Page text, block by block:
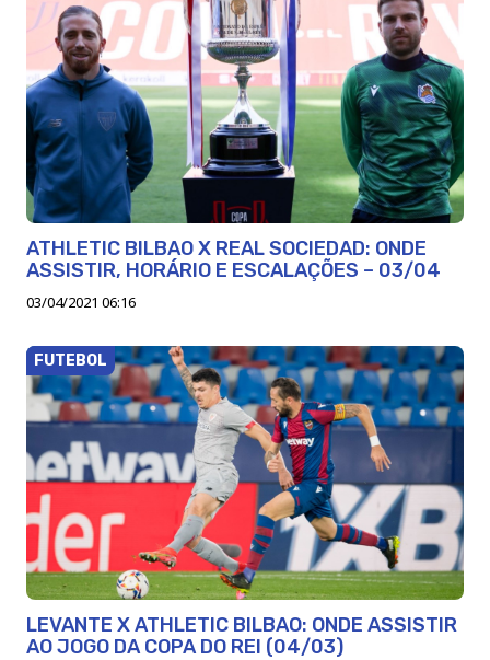
ATHLETIC BILBAO X REAL SOCIEDAD: ONDE
ASSISTIR, HORÁRIO E ESCALAÇÕES – 03/04
03/04/2021 06:16
FUTEBOL
LEVANTE X ATHLETIC BILBAO: ONDE ASSISTIR
AO JOGO DA COPA DO REI (04/03)